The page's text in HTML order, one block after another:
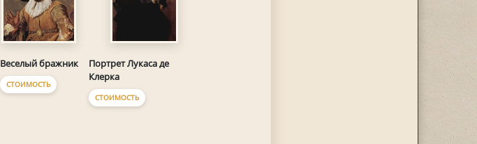
Веселый бражник
СТОИМОСТЬ
Портрет Лукаса де
Клерка
СТОИМОСТЬ